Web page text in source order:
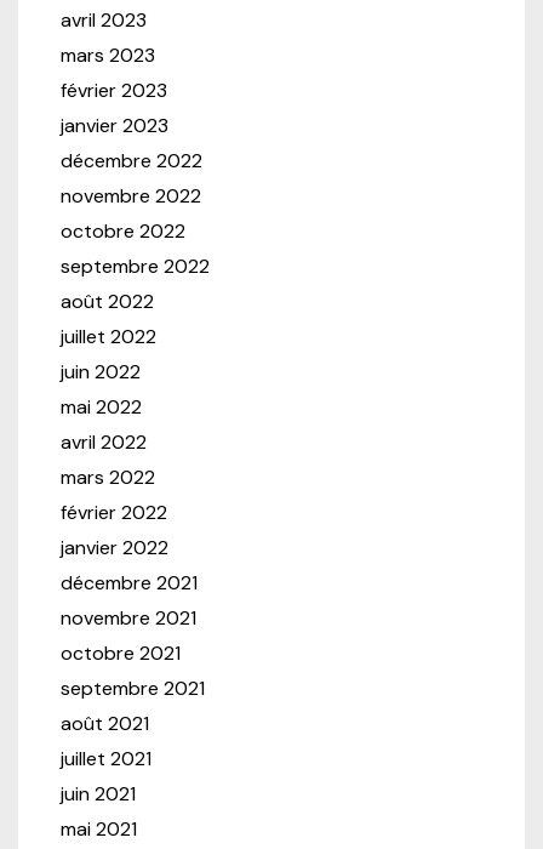
avril 2023
mars 2023
février 2023
janvier 2023
décembre 2022
novembre 2022
octobre 2022
septembre 2022
août 2022
juillet 2022
juin 2022
mai 2022
avril 2022
mars 2022
février 2022
janvier 2022
décembre 2021
novembre 2021
octobre 2021
septembre 2021
août 2021
juillet 2021
juin 2021
mai 2021